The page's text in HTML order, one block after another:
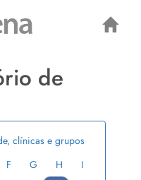
de
clínicas e grupos
F G H
I